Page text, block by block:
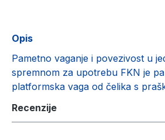
Opis
Pametno vaganje i povezivost u
spremnom za upotrebu FKN je
platformska vaga od čelika s
Recenzije